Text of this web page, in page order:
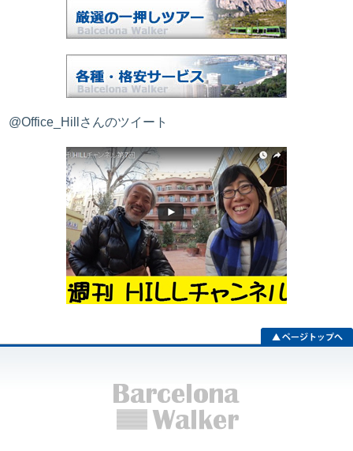
@Office_Hillさんのツイート